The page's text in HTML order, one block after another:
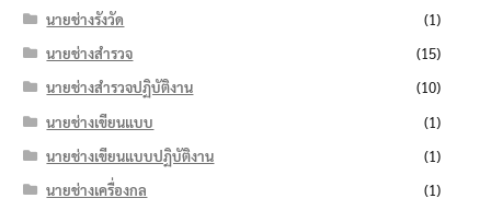
นายช่างรังวัด
(1)
นายช่างสำรวจ
(15)
นายช่างสำรวจปฏิบัติงาน
(10)
นายช่างเขียนแบบ
(1)
นายช่างเขียนแบบปฏิบัติงาน
(1)
นายช่างเครื่องกล
(1)